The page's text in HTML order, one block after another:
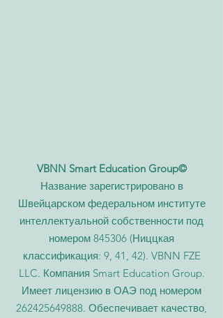
VBNN Smart Education Group©
Название зарегистрировано в
Швейцарском федеральном институте
интеллектуальной собственности под
номером 845306 (Ниццкая
классификация: 9, 41, 42). VBNN FZE
LLC. Компания Smart Education Group.
Имеет лицензию в ОАЭ под номером
262425649888. Обеспечивает качество,